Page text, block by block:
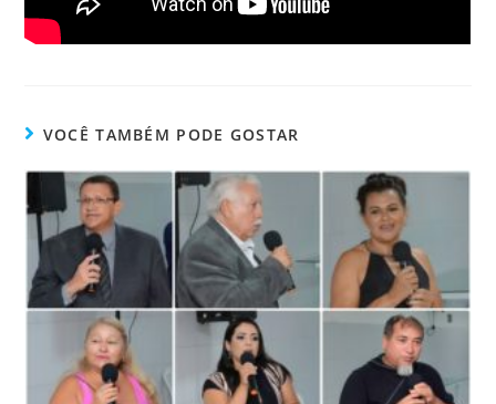
VOCÊ TAMBÉM PODE GOSTAR